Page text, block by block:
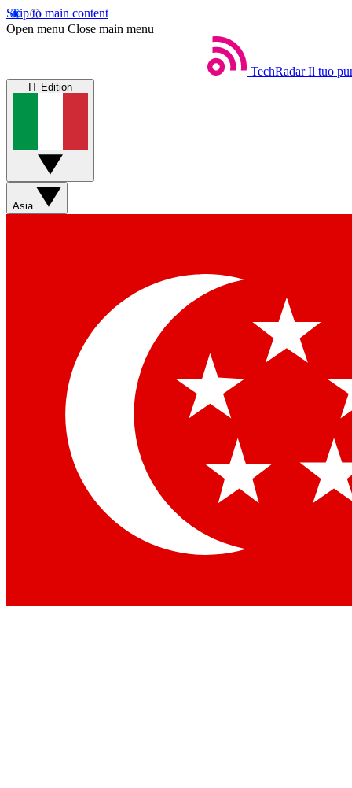
Skip to main content
Open menu Close main menu
TechRadar Il tuo
IT Edition
Asia